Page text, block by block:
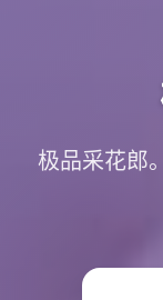
极品采花郎